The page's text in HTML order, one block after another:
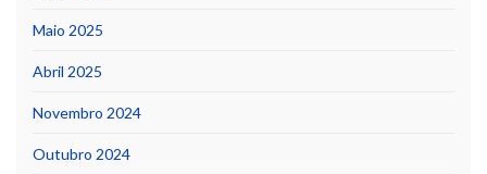
Maio 2025
Abril 2025
Novembro 2024
Outubro 2024